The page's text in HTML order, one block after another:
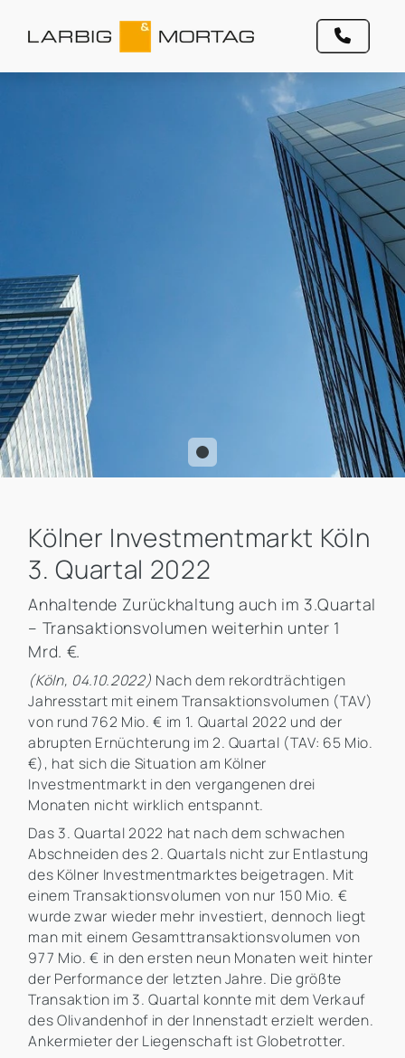
Kölner Investmentmarkt Köln
3. Quartal 2022
Anhaltende Zurückhaltung auch im 3.Quartal
– Transaktionsvolumen weiterhin unter 1
Mrd. €.
(Köln, 04.10.2022) Nach dem rekordträchtigen
Jahresstart mit einem Transaktionsvolumen (TAV)
von rund 762 Mio. € im 1. Quartal 2022 und der
abrupten Ernüchterung im 2. Quartal (TAV: 65 Mio.
€), hat sich die Situation am Kölner
Investmentmarkt in den vergangenen drei
Monaten nicht wirklich entspannt.
Das 3. Quartal 2022 hat nach dem schwachen
Abschneiden des 2. Quartals nicht zur Entlastung
des Kölner Investmentmarktes beigetragen. Mit
einem Transaktionsvolumen von nur 150 Mio. €
wurde zwar wieder mehr investiert, dennoch liegt
man mit einem Gesamttransaktionsvolumen von
977 Mio. € in den ersten neun Monaten weit hinter
der Performance der letzten Jahre. Die größte
Transaktion im 3. Quartal konnte mit dem Verkauf
des Olivandenhof in der Innenstadt erzielt werden.
Ankermieter der Liegenschaft ist Globetrotter.